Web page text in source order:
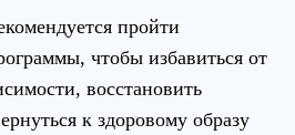
пройти
чтобы избавиться от
восстановить
к здоровому образу